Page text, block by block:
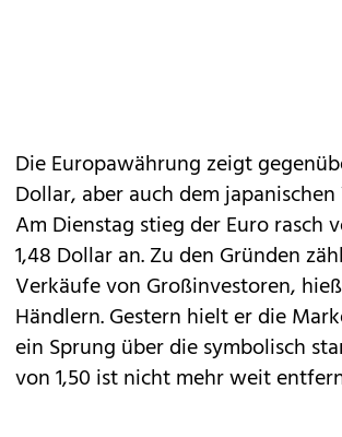
Die Europawährung zeigt
Dollar, aber auch dem japanischen
Am Dienstag stieg der Euro rasch
1,48 Dollar an. Zu den Gründen
Verkäufe von Großinvestoren,
Händlern. Gestern hielt er die
ein Sprung über die symbolisch
von 1,50 ist nicht mehr weit